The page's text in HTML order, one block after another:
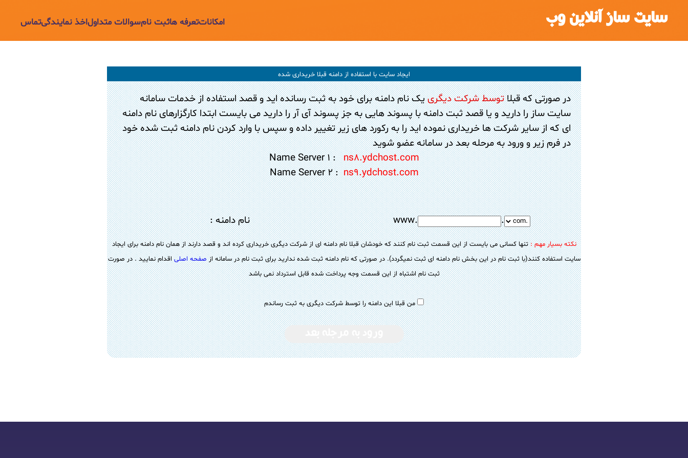
سایت ساز آنلاین وب امکاناتتعرفه هاثبت نامسوالات متداولاخذ نمایندگیتماس
ایجاد سایت با استفاده از دامنه قبلا خریداری شده
در صورتی که قبلاتوسط شرکت دیگرییک نام دامنه برای خود به ثبت رسانده اید و قصد استفاده از خدمات سامانه
سایت ساز را دارید و یا قصد ثبت دامنه با پسوند هایی به جز پسوند آی آر را دارید می بایست ابتدا کارگزارهای نام دامنه
ای که از سایر شرکت ها خریداری نموده اید را به رکورد های زیر تغییر داده و سپس با وارد کردن نام دامنه ثبت شده خود
در فرم زیر و ورود به مرحله بعد در سامانه عضو شوید
Name Server 1 :ns8.ydchost.com
Name Server 2 :ns9.ydchost.com
www. . نام دامنه :
نکته بسیار مهم :تنها کسانی می بایست از این قسمت ثبت نام کنند که خودشان قبلا نام دامنه ای از شرکت دیگری خریداری کرده اند و قصد دارند از همان نام دامنه برای ایجاد
سایت استفاده کنند(با ثبت نام در این بخش نام دامنه ای ثبت نمیگردد). در صورتی که نام دامنه ثبت شده ندارید برای ثبت نام در سامانه ازصفحه اصلیاقدام نمایید . در صورت
ثبت نام اشتباه از این قسمت وجه پرداخت شده قابل استرداد نمی باشد
من قبلا این دامنه را توسط شرکت دیگری به ثبت رساندم